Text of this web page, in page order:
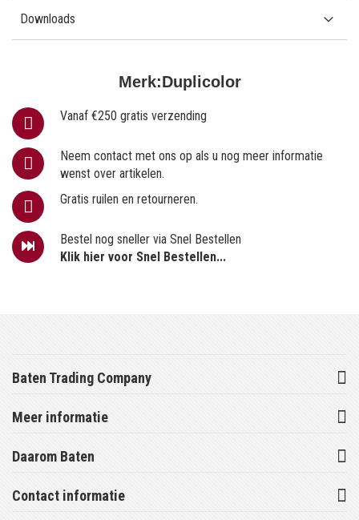
Merk:Duplicolor
Vanaf €250 gratis verzending
Neem contact met ons op als u nog meer informatie
wenst over artikelen.
Gratis ruilen en retourneren.
Bestel nog sneller via Snel Bestellen
Klik hier voor Snel Bestellen...
Downloads
Baten Trading Company
Meer informatie
Daarom Baten
Contact informatie